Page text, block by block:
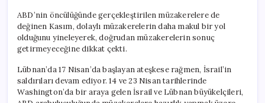
ABD’nin öncülüğünde gerçekleştirilen müzakerelere de
değinen Kasım, dolaylı müzakerelerin daha makul bir yol
olduğunu yineleyerek, doğrudan müzakerelerin sonuç
getirmeyeceğine dikkat çekti.
Lübnan’da 17 Nisan’da başlayan ateşkese rağmen, İsrail’in
saldırıları devam ediyor. 14 ve 23 Nisan tarihlerinde
Washington’da bir araya gelen İsrail ve Lübnan büyükelçileri,